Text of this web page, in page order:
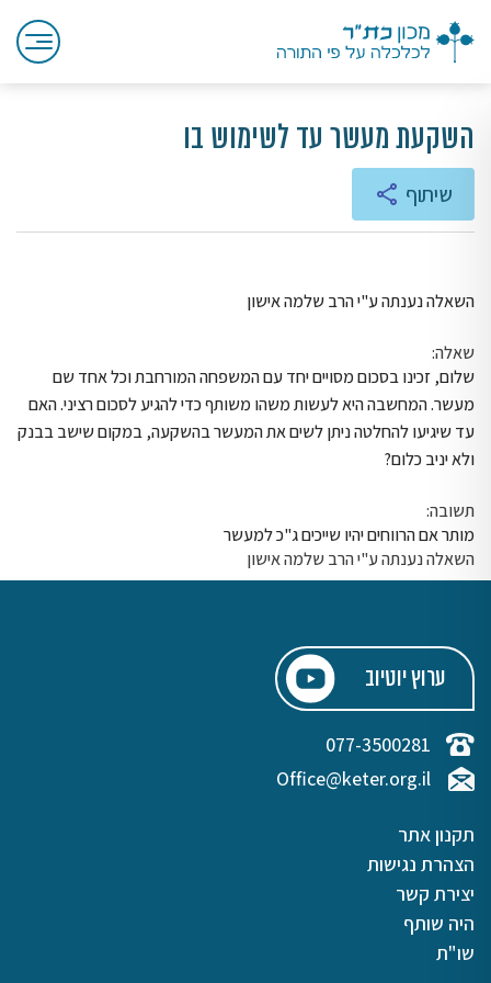
השקעת מעשר עד לשימוש בו
שיתוף
השאלה נענתה ע"י הרב שלמה אישון
שאלה:
שלום, זכינו בסכום מסויים יחד עם המשפחה המורחבת וכל אחד שם
מעשר. המחשבה היא לעשות משהו משותף כדי להגיע לסכום רציני. האם
עד שיגיעו להחלטה ניתן לשים את המעשר בהשקעה, במקום שישב בבנק
ולא יניב כלום?
תשובה:
מותר אם הרווחים יהיו שייכים ג"כ למעשר
השאלה נענתה ע"י הרב שלמה אישון
ערוץ יוטיוב
077-3500281
Office@keter.org.il
תקנון אתר
הצהרת נגישות
יצירת קשר
היה שותף
שו"ת